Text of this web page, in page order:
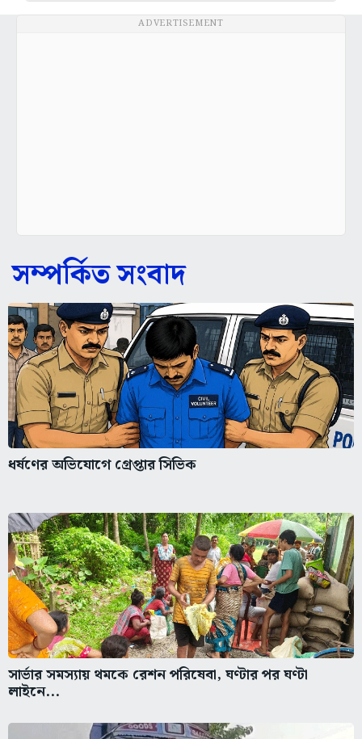
ADVERTISEMENT
সম্পর্কিত সংবাদ
ধর্ষণের অভিযোগে গ্রেপ্তার সিভিক
সার্ভার সমস্যায় থমকে রেশন পরিষেবা, ঘণ্টার পর ঘণ্টা
লাইনে...